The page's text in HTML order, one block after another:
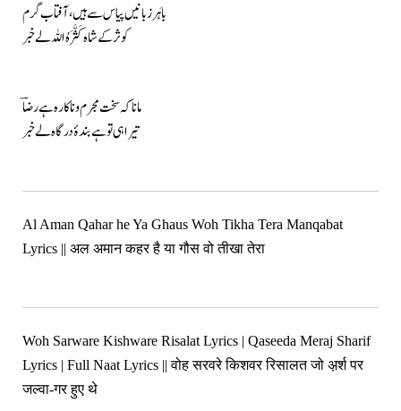
باہَر زبانیں پیاس سے ہیں ، آفتاب گرم
کوثر کے شاہ کَثَّرَہُ اللہ لے خبر
مانا کہ سخت مجرم و ناکارہ ہے رضاؔ
تیرا ہی تو ہے بندۂ درگاہ لے خبر
Al Aman Qahar he Ya Ghaus Woh Tikha Tera Manqabat
Lyrics || अल अमान कहर है या गौस वो तीखा तेरा
Woh Sarware Kishware Risalat Lyrics | Qaseeda Meraj Sharif
Lyrics | Full Naat Lyrics || वोह सरवरे किशवर रिसालत जो अ़र्श पर
जल्वा-गर हुए थे